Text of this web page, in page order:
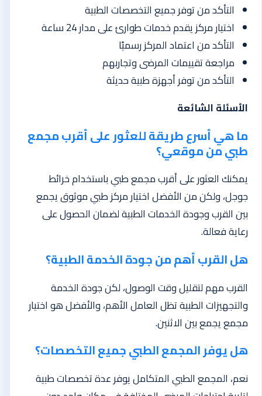
التأكد من توفر جميع التخصصات الطبية
اختيار مركز يقدم خدمات طوارئ على مدار 24 ساعة
التأكد من اعتماد المركز رسميًا
مراجعة تقييمات المرضى وتجاربهم
التأكد من توفر أجهزة طبية حديثة
الأسئلة الشائعة
ما هي أسرع طريقة للعثور على أقرب مجمع
طبي من موقعي؟
يمكنك العثور على أقرب مجمع طبي باستخدام خرائط
جوجل، ولكن من الأفضل اختيار مركز طبي موثوق يجمع
بين القرب وجودة الخدمات الطبية لضمان الحصول على
رعاية فعالة.
هل القرب أهم من جودة الخدمة الطبية؟
القرب مهم لتقليل وقت الوصول، لكن جودة الخدمة
والتجهيزات الطبية تظل العامل الأهم، والأفضل هو اختيار
مجمع يجمع بين الاثنين.
هل يوفر المجمع الطبي جميع التخصصات؟
نعم، المجمع الطبي المتكامل يوفر عدة تخصصات طبية